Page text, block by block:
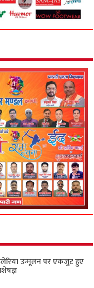
उन्मूलन पर एकजुट हुए